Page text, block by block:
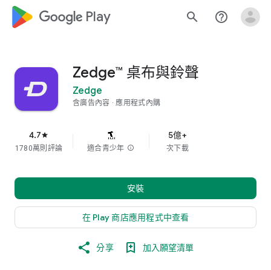
google_logo Play search help_outline
Zedge™ 桌布與鈴聲
Zedge
含廣告內容 應用程式內購
4.7star
1780萬則評論 適合青少年 info
5億+
次下載
安裝
在 Play 商店應用程式中查看
分享 加入願望清單